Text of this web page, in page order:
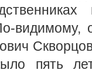
видимому,
пять